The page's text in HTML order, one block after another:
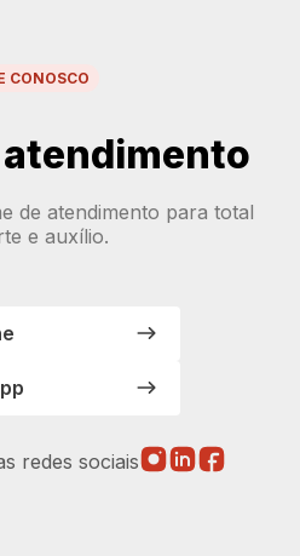
CONOSCO
atendimento
de atendimento para total
e auxílio.
redes sociais